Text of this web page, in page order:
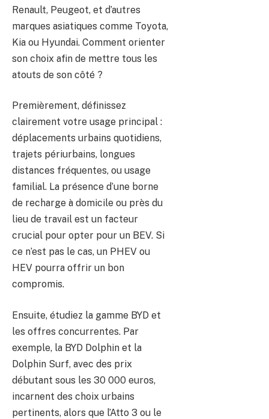
Renault, Peugeot, et d’autres
marques asiatiques comme Toyota,
Kia ou Hyundai. Comment orienter
son choix afin de mettre tous les
atouts de son côté ?
Premièrement, définissez
clairement votre usage principal :
déplacements urbains quotidiens,
trajets périurbains, longues
distances fréquentes, ou usage
familial. La présence d’une borne
de recharge à domicile ou près du
lieu de travail est un facteur
crucial pour opter pour un BEV. Si
ce n’est pas le cas, un PHEV ou
HEV pourra offrir un bon
compromis.
Ensuite, étudiez la gamme BYD et
les offres concurrentes. Par
exemple, la BYD Dolphin et la
Dolphin Surf, avec des prix
débutant sous les 30 000 euros,
incarnent des choix urbains
pertinents, alors que l’Atto 3 ou le